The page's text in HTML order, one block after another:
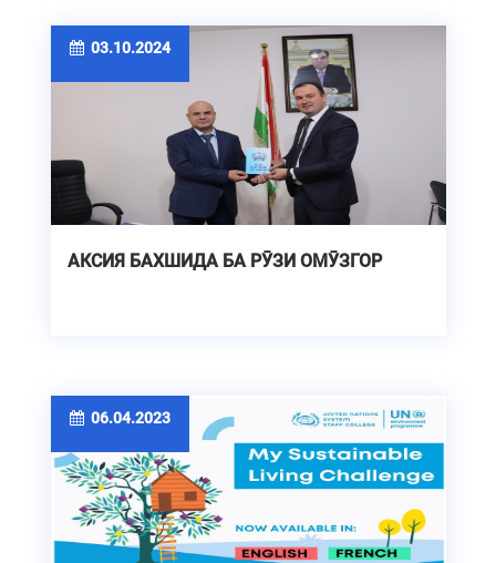
03.10.2024
АКСИЯ БАХШИДА БА РӮЗИ ОМӮЗГОР
06.04.2023